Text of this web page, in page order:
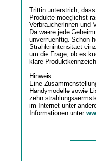
Trittin unterstrich,
Produkte moeglichst
Verbraucherinnen und
Da waere jede
unvernuenftig. Schon
Strahlenintensitaet
um die Frage, ob es
klare
Hinweis:
Eine
Handymodelle sowie
zehn
im Internet unter
Informationen unter